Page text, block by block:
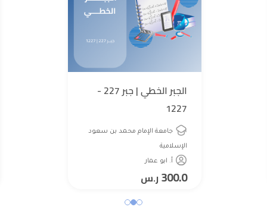
الجبر الخطي | جبر 227 -
1227
جامعة الإمام محمد بن سعود
الإسلامية
أ. ابو عمار
300.0ر.س